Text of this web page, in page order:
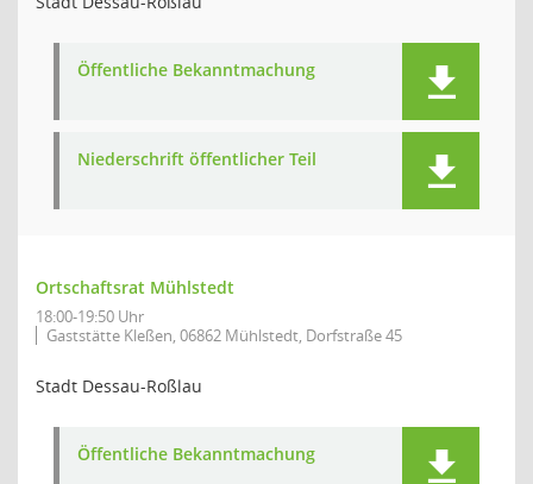
Öffentliche Bekanntmachung
Niederschrift öffentlicher Teil
Ortschaftsrat Mühlstedt
18:00-19:50 Uhr
Gaststätte Kleßen, 06862 Mühlstedt, Dorfstraße 45
Stadt Dessau-Roßlau
Öffentliche Bekanntmachung